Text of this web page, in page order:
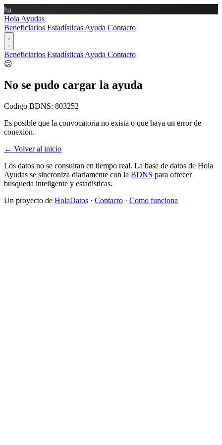
ha
Hola Ayudas
Beneficiarios Estadísticas Ayuda Contacto
Beneficiarios Estadísticas Ayuda Contacto
😕
No se pudo cargar la ayuda
Codigo BDNS: 803252
Es posible que la convocatoria no exista o que haya un error de
conexion.
← Volver al inicio
Los datos no se consultan en tiempo real. La base de datos de Hola
Ayudas se sincroniza diariamente con la BDNS para ofrecer
busqueda inteligente y estadisticas.
Un proyecto de HolaDatos · Contacto · Como funciona